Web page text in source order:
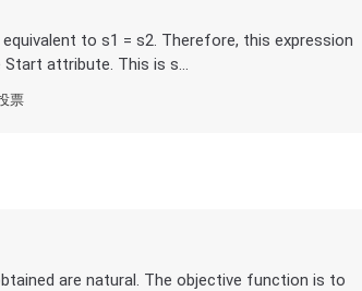
to s1 = s2. Therefore, this expression
Start attribute. This is s...
票
are natural. The objective function is to